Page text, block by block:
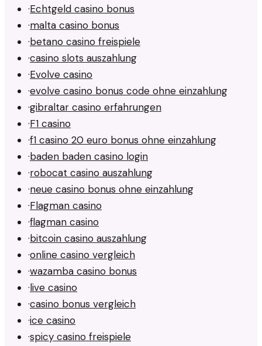
·Echtgeld casino bonus
·malta casino bonus
·betano casino freispiele
·casino slots auszahlung
·Evolve casino
·evolve casino bonus code ohne einzahlung
·gibraltar casino erfahrungen
·F1 casino
·f1 casino 20 euro bonus ohne einzahlung
·baden baden casino login
·robocat casino auszahlung
·neue casino bonus ohne einzahlung
·Flagman casino
·flagman casino
·bitcoin casino auszahlung
·online casino vergleich
·wazamba casino bonus
·live casino
·casino bonus vergleich
·ice casino
·spicy casino freispiele